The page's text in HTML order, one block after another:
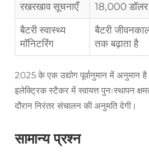
रखरखाव सूचनाएँ
18,000 डॉलर
बैटरी स्वास्थ्य
मॉनिटरिंग
बैटरी
तक बढ़ाता है
2025 के एक उद्योग पूर्वानुमान में
इलेक्ट्रिक स्टैकर में स्वायत्त पुनःस्थापन
दौरान निरंतर संचालन की अनुमति देगी।
सामान्य प्रश्न